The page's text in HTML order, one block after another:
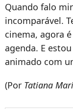
Quando falo
incomparável.
cinema, agora
agenda. E
animado com
(Por Tatiana